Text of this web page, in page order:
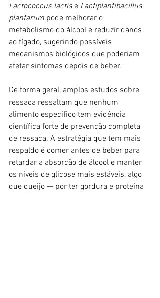
Lactococcus lactis e Lactiplantibacillus
plantarum pode melhorar o
metabolismo do álcool e reduzir danos
ao fígado, sugerindo possíveis
mecanismos biológicos que poderiam
afetar sintomas depois de beber.
De forma geral, amplos estudos sobre
ressaca ressaltam que nenhum
alimento específico tem evidência
científica forte de prevenção completa
de ressaca. A estratégia que tem mais
respaldo é comer antes de beber para
retardar a absorção de álcool e manter
os níveis de glicose mais estáveis, algo
que queijo — por ter gordura e proteína